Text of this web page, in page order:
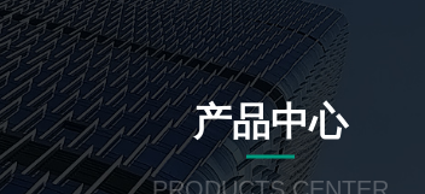
产品中心
PRODUCTS CENTER